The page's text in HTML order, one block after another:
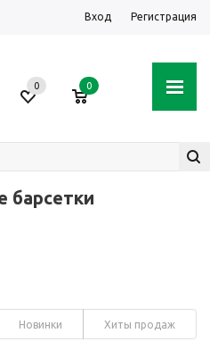
Вход Регистрация
0 0
барсетки
Новинки Хиты продаж